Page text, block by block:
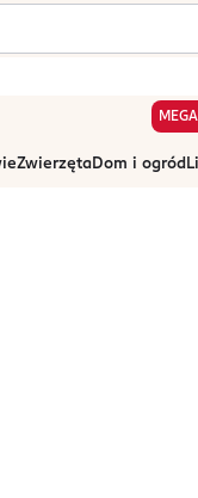
ZwierzętaDom i ogród